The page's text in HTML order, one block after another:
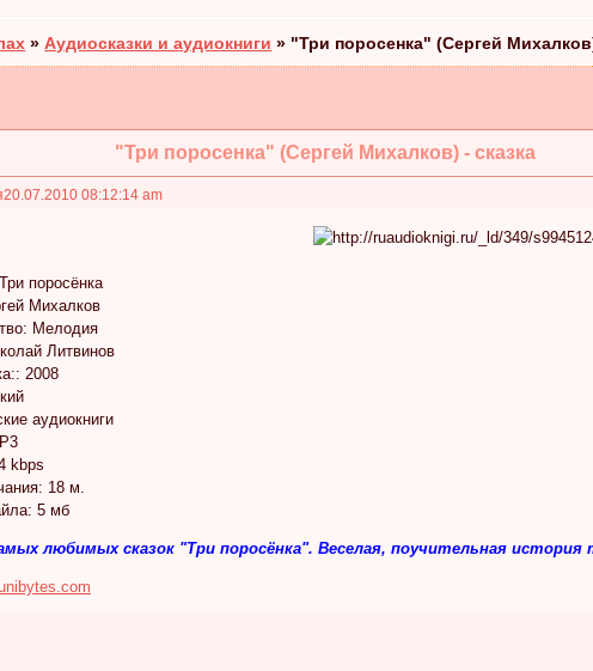
»Аудиосказки и аудиокниги » "Три поросенка" (Сергей
"Три поросенка" (Сергей Михалков) - сказка
20.07.2010 08:12:14 am
поросёнка
Михалков
Мелодия
Литвинов
2008
аудиокниги
kbps
18 м.
5 мб
любимых сказок "Три поросёнка". Веселая, поучительная